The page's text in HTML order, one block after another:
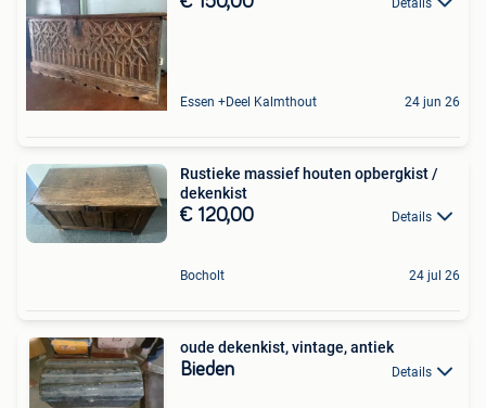
Details
Essen +Deel Kalmthout 24 jun 26
Rustieke massief houten opbergkist /
dekenkist
€ 120,00 Details
Bocholt 24 jul 26
oude dekenkist, vintage, antiek
Bieden Details